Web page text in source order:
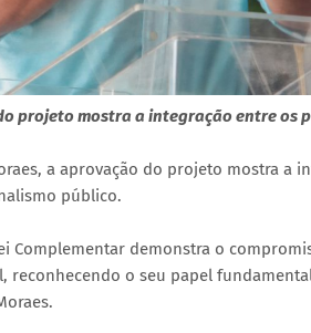
projeto mostra a integração entre os
a aprovação do projeto mostra a
público.
Complementar demonstra o
o seu papel